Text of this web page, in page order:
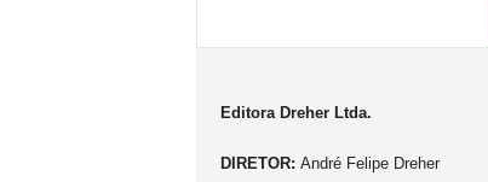
Editora Dreher Ltda.
DIRETOR: André Felipe Dreher